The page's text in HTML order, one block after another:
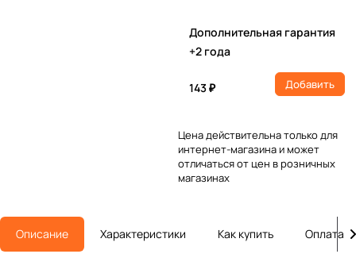
Дополнительная гарантия
+2 года
143 ₽ Добавить
Цена действительна только для
интернет-магазина и может
отличаться от цен в розничных
магазинах
Описание Характеристики Как купить Оплата